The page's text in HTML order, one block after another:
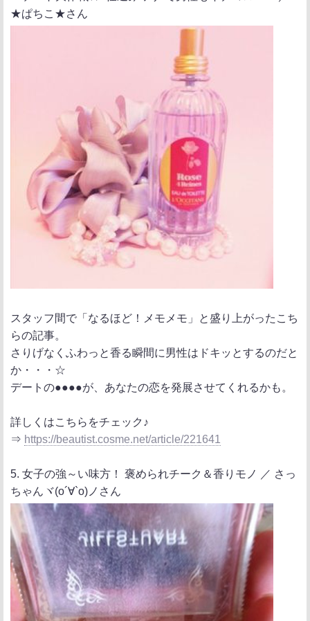
★ぱちこ★さん
スタッフ間で「なるほど！メモメモ」と盛り上がったこち
らの記事。
さりげなくふわっと香る瞬間に男性はドキッとするのだと
か・・・☆
デートの●●●●が、あなたの恋を発展させてくれるかも。
詳しくはこちらをチェック♪
⇒ https://beautist.cosme.net/article/221641
5. 女子の強～い味方！ 褒められチーク＆香りモノ ／ さっ
ちゃんヾ(o´∀`o)ノさん